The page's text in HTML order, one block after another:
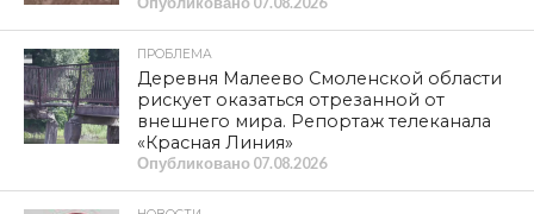
SHARE TWEET SHARE SHARE EMAIL
СМОТРИТЕ ТАКЖЕ
По мерам прокуратуры
восстановлены права жителей
Смоленска в сфере обращения с ТКО